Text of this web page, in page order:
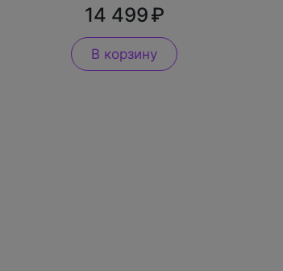
14 499
В корзину